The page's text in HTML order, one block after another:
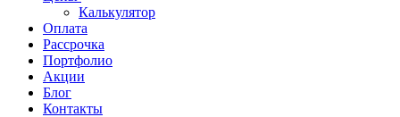
Калькулятор
Оплата
Рассрочка
Портфолио
Акции
Блог
Контакты